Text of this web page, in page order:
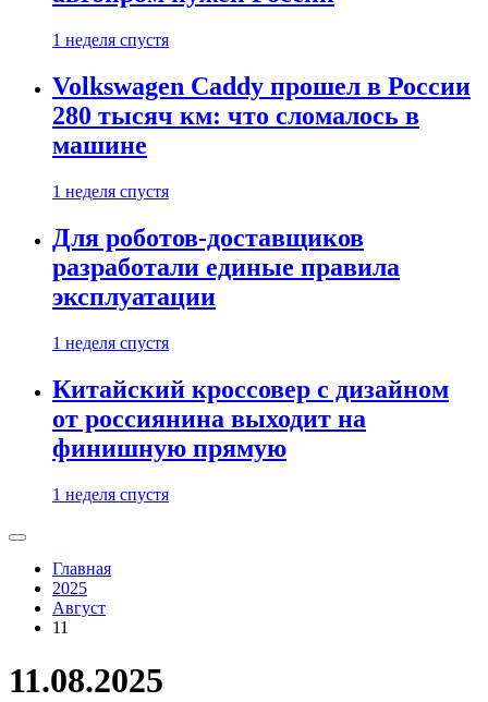
1 неделя спустя
Volkswagen Caddy прошел в России
280 тысяч км: что сломалось в
машине
1 неделя спустя
Для роботов-доставщиков
разработали единые правила
эксплуатации
1 неделя спустя
Китайский кроссовер с дизайном
от россиянина выходит на
финишную прямую
1 неделя спустя
Главная
2025
Август
11
11.08.2025